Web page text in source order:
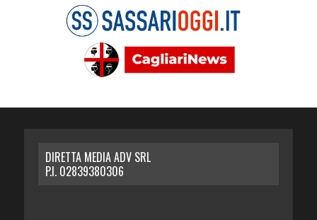
DIRETTA MEDIA ADV SRL
P.I. 02839380306